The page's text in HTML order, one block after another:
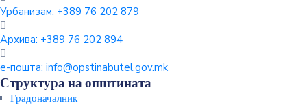
Урбанизам: +389 76 202 879
Архива: +389 76 202 894
е-пошта: info@opstinabutel.gov.mk
Структура на општината
Градоначалник